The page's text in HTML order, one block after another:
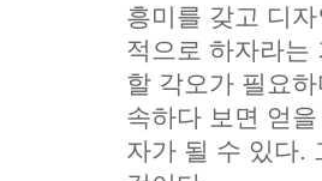
흥미를 갖고 디
적으로 하자라는
할 각오가 필요
속하다 보면 얻
자가 될 수 있다.